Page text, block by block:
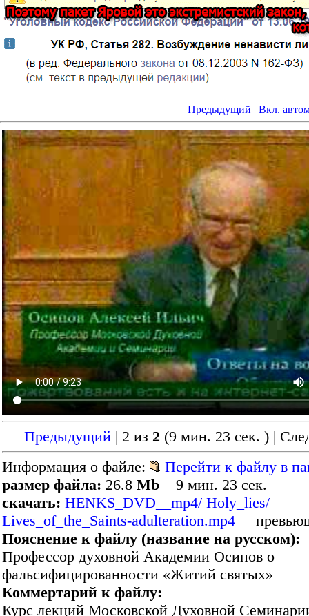
Предыдущий | Вкл.
Предыдущий | 2 из 2 (9 мин. 23 сек. ) |
Информация о файле:
Перейти к файлу в
размер файла: 26.8 Mb 9 мин. 23 сек.
скачать: HENKS_DVD__mp4/ Holy_lies/
Lives_of_the_Saints-adulteration.mp4
Пояснение к файлу (название на русском):
Профессор духовной Академии Осипов о
фальсифицированности «Житий святых»
Коммертарий к файлу:
Курс лекций Московской Духовной